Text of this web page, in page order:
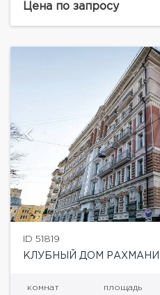
старомосковской
Цена по запросу
ID 51819
КЛУБНЫЙ ДОМ
комнат площадь